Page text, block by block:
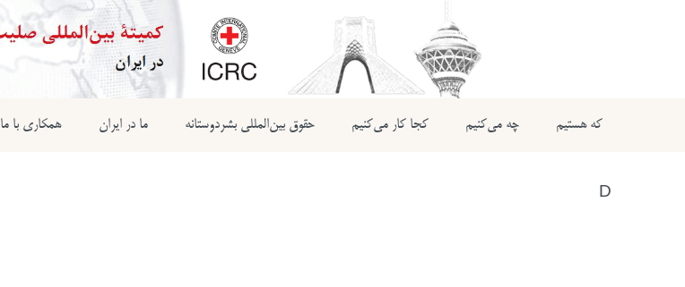
که هستیم چه می‌کنیم کجا کار می‌کنیم حقوق بین‌المللی بشردوستانه ما در ایران همکاری با ما
D